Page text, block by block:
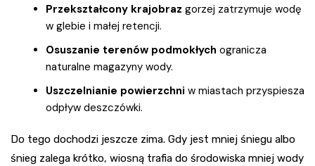
Przekształcony krajobraz gorzej zatrzymuje wodę
w glebie i małej retencji.
Osuszanie terenów podmokłych ogranicza
naturalne magazyny wody.
Uszczelnianie powierzchni w miastach przyspiesza
odpływ deszczówki.
Do tego dochodzi jeszcze zima. Gdy jest mniej śniegu albo
śnieg zalega krótko, wiosną trafia do środowiska mniej wody